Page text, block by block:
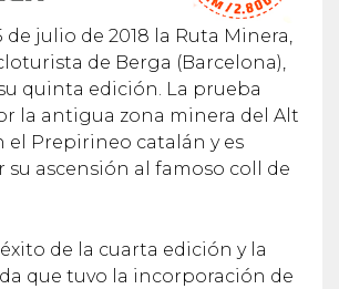
de julio de 2018 la Ruta Minera,
de Berga (Barcelona),
quinta edición. La prueba
la antigua zona minera del Alt
el Prepirineo catalán y es
su ascensión al famoso coll de
de la cuarta edición y la
que tuvo la incorporación de